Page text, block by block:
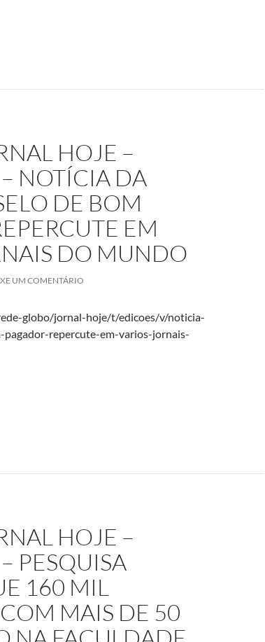
HOJE –
NOTÍCIA DA
DE BOM
EM
DO MUNDO
UM COMENTÁRIO
globo/jornal-hoje/t/edicoes/v/noticia-
repercute-em-varios-jornais-
HOJE –
PESQUISA
160 MIL
MAIS DE 50